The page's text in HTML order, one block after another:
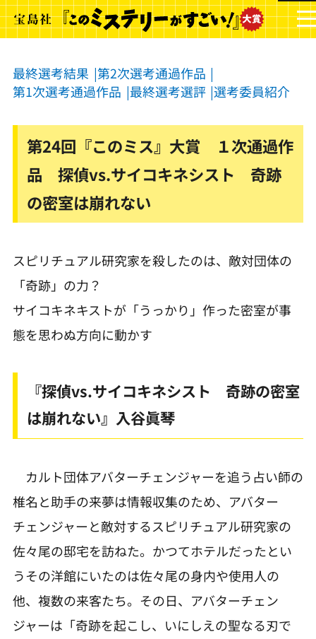
最終選考結果 第2次選考通過作品
第1次選考通過作品 最終選考選評 選考委員紹介
第24回『このミス』大賞 １次通過作
品 探偵vs.サイコキネシスト 奇跡
の密室は崩れない
スピリチュアル研究家を殺したのは、敵対団体の
「奇跡」の力？
サイコキネキストが「うっかり」作った密室が事
態を思わぬ方向に動かす
『探偵vs.サイコキネシスト 奇跡の密室
は崩れない』入谷眞琴
カルト団体アバターチェンジャーを追う占い師の
椎名と助手の来夢は情報収集のため、アバター
チェンジャーと敵対するスピリチュアル研究家の
佐々尾の邸宅を訪ねた。かつてホテルだったとい
うその洋館にいたのは佐々尾の身内や使用人の
他、複数の来客たち。その日、アバターチェン
ジャーは「奇跡を起こし、いにしえの聖なる刃で